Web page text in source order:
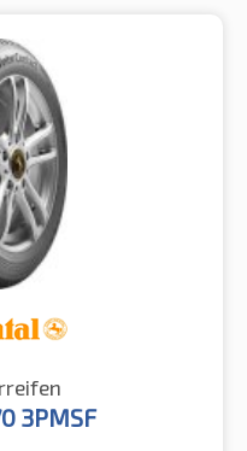
3PMSF